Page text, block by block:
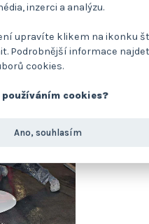
inzerci a analýzu.
upravíte klikem na ikonku
Podrobnější informace
cookies.
cookies?
Ano, souhlasím